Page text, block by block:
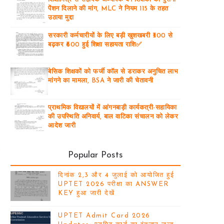
पेंशन दिलाने की मांग, MLC ने नियम 115 के तहत
उठाया मुद्दा
सरकारी कर्मचारीयों के लिए बड़ी खुशखबरी ₹300 से
बढ़कर ₹600 हुई शिक्षा सहायता राशि✅
बेसिक शिक्षकों को फर्जी कॉल से डराकर अनुचित लाभ
मांगने का मामला, BSA ने जारी की चेतावनी
प्राथमिक विद्यालयों में आंगनबाड़ी कार्यकत्री-सहायिका
की उपस्थिति अनिवार्य, बाल वाटिका संचालन को लेकर
आदेश जारी
Popular Posts
दिनांक 2,3 और 4 जुलाई को आयोजित हुई
UPTET 2026 परीक्षा का ANSWER
KEY हुआ जारी देखें
UPTET Admit Card 2026